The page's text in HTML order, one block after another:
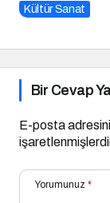
Kültür Sanat
Bir Cevap
E-posta
Yorumunuz *